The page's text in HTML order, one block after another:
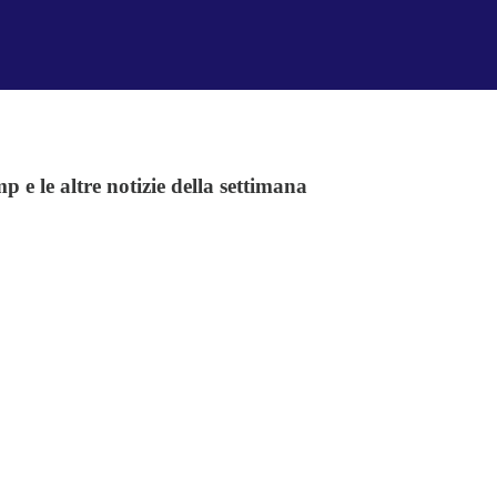
e le altre notizie della settimana